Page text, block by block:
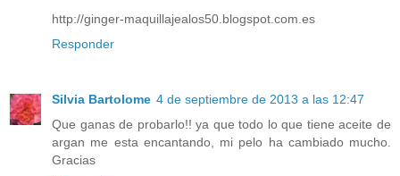
http://ginger-maquillajealos50.blogspot.com.es
Responder
Silvia Bartolome 4 de septiembre de 2013 a las 12:47
Que ganas de probarlo!! ya que todo lo que tiene aceite de
argan me esta encantando, mi pelo ha cambiado mucho.
Gracias